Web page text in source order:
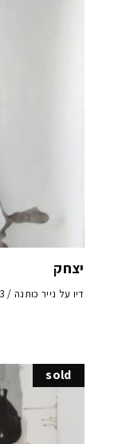
יצחק
דיו על נייר כותנה / 130x73 ס"מ, 2020
sold